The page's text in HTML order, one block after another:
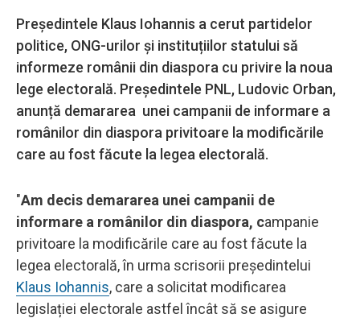
Președintele Klaus Iohannis a cerut partidelor
politice, ONG-urilor și instituțiilor statului să
informeze românii din diaspora cu privire la noua
lege electorală. Președintele PNL, Ludovic Orban,
anunță demararea unei campanii de informare a
românilor din diaspora privitoare la modificările
care au fost făcute la legea electorală.
"Am decis demararea unei campanii de
informare a românilor din diaspora, campanie
privitoare la modificările care au fost făcute la
legea electorală, în urma scrisorii președintelui
Klaus Iohannis, care a solicitat modificarea
legislației electorale astfel încât să se asigure